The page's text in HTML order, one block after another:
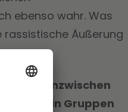
ebenso wahr. Was
Äußerung
Inzwischen
in Gruppen